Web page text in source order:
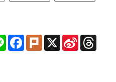
Line Facebook
Plurk X
Sina
Weibo